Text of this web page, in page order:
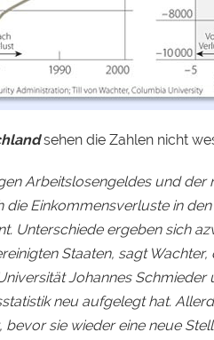
sehen die Zahlen nicht
Arbeitslosengeldes und
die Einkommensverluste in
Unterschiede ergeben sich
Staaten, sagt
Johannes
neu aufgelegt hat.
sie wieder eine neue